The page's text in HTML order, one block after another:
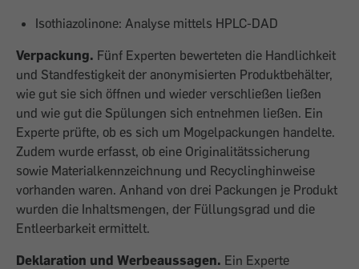
Isothiazolinone: Analyse mittels HPLC-DAD
Verpackung. Fünf Experten bewerteten die Handlichkeit
und Standfestigkeit der anonymisierten Produktbehälter,
wie gut sie sich öffnen und wieder verschließen ließen
und wie gut die Spülungen sich entnehmen ließen. Ein
Experte prüfte, ob es sich um Mogelpackungen handelte.
Zudem wurde erfasst, ob eine Originalitätssicherung
sowie Materialkennzeichnung und Recyclinghinweise
vorhanden waren. Anhand von drei Packungen je Produkt
wurden die Inhaltsmengen, der Füllungsgrad und die
Entleerbarkeit ermittelt.
Deklaration und Werbeaussagen. Ein Experte